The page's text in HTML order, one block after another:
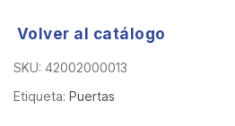
Volver al catálogo
SKU: 42002000013
Etiqueta: Puertas